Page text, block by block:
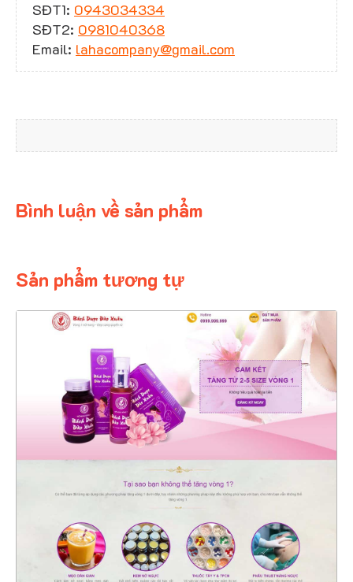
SĐT1: 0943034334
SĐT2: 0981040368
Email: lahacompany@gmail.com
Bình luận về sản phẩm
Sản phẩm tương tự
4472
CHI TIẾT